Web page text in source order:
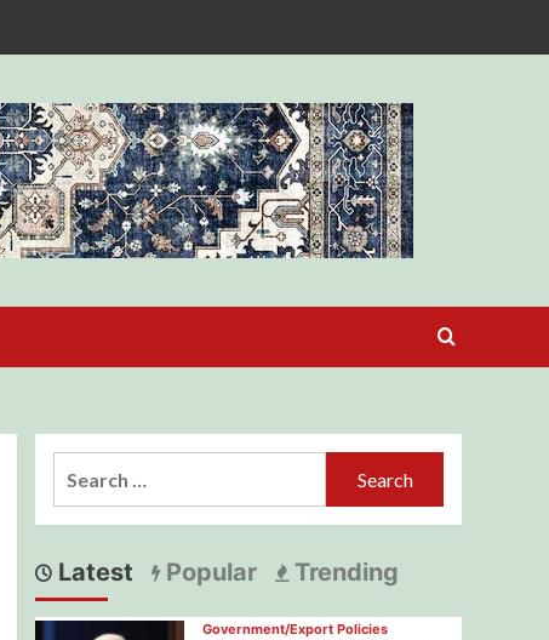
Latest Popular Trending
Government/Export Policies